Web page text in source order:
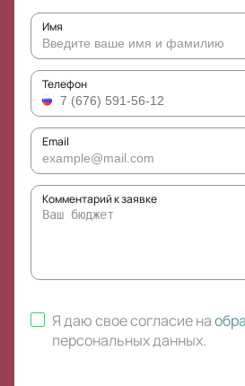
Имя
Телефон
Email
Комментарий к заявке
Я даю свое согласие на
персональных данных.